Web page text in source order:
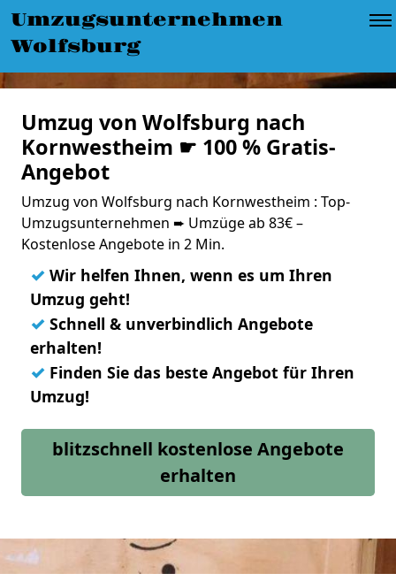
Umzugsunternehmen
Wolfsburg
Umzug von Wolfsburg nach
Kornwestheim ☛ 100 % Gratis-
Angebot
Umzug von Wolfsburg nach Kornwestheim : Top-
Umzugsunternehmen ➨ Umzüge ab 83€ –
Kostenlose Angebote in 2 Min.
✓ Wir helfen Ihnen, wenn es um Ihren
Umzug geht!
✓ Schnell & unverbindlich Angebote
erhalten!
✓ Finden Sie das beste Angebot für Ihren
Umzug!
blitzschnell kostenlose Angebote
erhalten